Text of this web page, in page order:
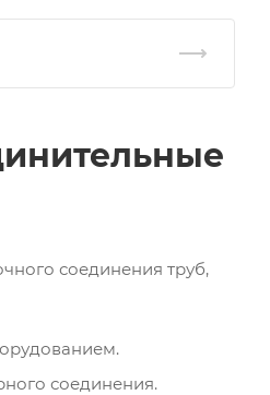
соединения труб,
соединения.